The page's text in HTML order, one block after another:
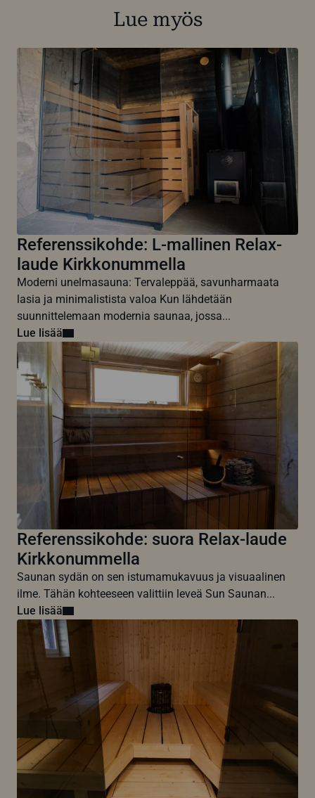
Lue myös
Referenssikohde: L-mallinen Relax-
laude Kirkkonummella
Moderni unelmasauna: Tervaleppää, savunharmaata
lasia ja minimalistista valoa Kun lähdetään
suunnittelemaan modernia saunaa, jossa...
Lue lisää
Referenssikohde: suora Relax-laude
Kirkkonummella
Saunan sydän on sen istumamukavuus ja visuaalinen
ilme. Tähän kohteeseen valittiin leveä Sun Saunan...
Lue lisää